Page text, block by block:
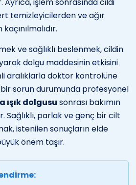
temizleyicilerden ve ağır
ve sağlıklı beslenmek, cildin
dolgu maddesinin etkisini
aralıklarla doktor kontrolüne
sorun durumunda profesyonel
ışık dolgusu sonrası bakımın
Sağlıklı, parlak ve genç bir cilt
istenilen sonuçların elde
önem taşır.